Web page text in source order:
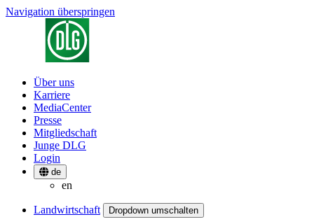
Navigation überspringen
Über uns
Karriere
MediaCenter
Presse
Mitgliedschaft
Junge DLG
Login
de
en
Landwirtschaft Dropdown umschalten